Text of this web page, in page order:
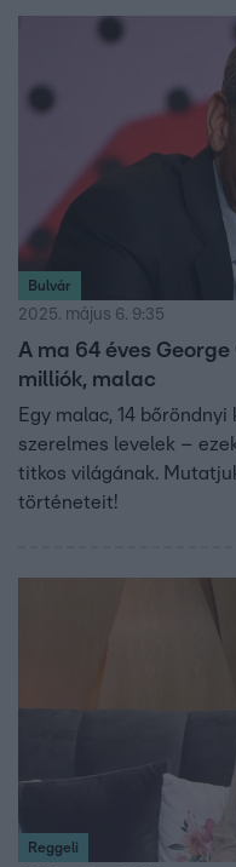
Bulvár
2025. május 6. 9:35
A ma 64 éves
milliók, malac
Egy malac, 14
szerelmes levelek –
titkos világának.
történeteit!
Reggeli